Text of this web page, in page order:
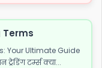
Terms
Your Ultimate Guide
टर्म्स क्या...